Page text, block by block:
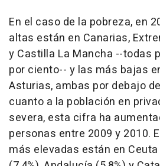
En el caso de la pobreza, en
altas están en Canarias,
y Castilla La Mancha --todas
por ciento-- y las más bajas
Asturias, ambas por debajo
cuanto a la población en
severa, esta cifra ha
personas entre 2009 y 2010.
más elevadas están en Ceuta